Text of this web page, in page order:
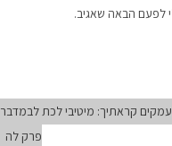
לפעם הבאה שאגיב.
קראתיך: מיטיבי לכת לבמדבר
פרק לה